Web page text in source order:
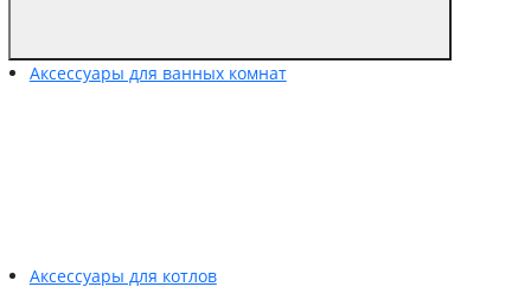
Аксессуары для ванных комнат
Аксессуары для котлов